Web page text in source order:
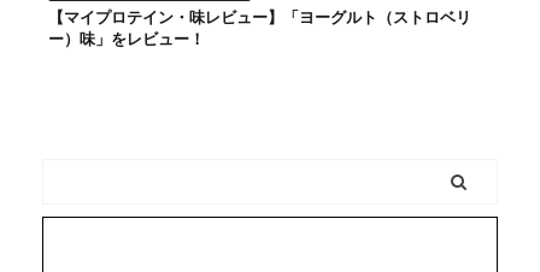
【マイプロテイン・味レビュー】「ヨーグルト（ストロベリ
ー）味」をレビュー！